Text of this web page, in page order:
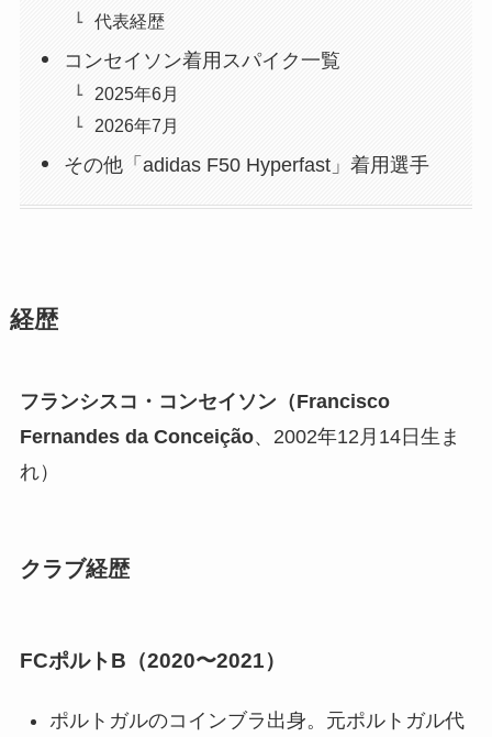
代表経歴
コンセイソン着用スパイク一覧
2025年6月
2026年7月
その他「adidas F50 Hyperfast」着用選手
経歴
フランシスコ・コンセイソン（Francisco
Fernandes da Conceição、2002年12月14日生ま
れ）
クラブ経歴
FCポルトB（2020〜2021）
ポルトガルのコインブラ出身。元ポルトガル代